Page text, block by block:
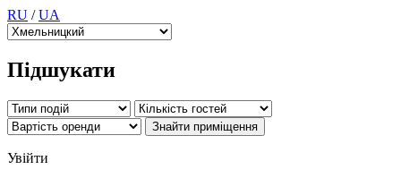
RU /UA
Підшукати
Увійти